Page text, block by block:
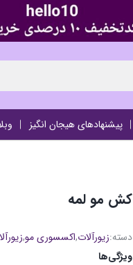
پیشنهادهای هیجان انگیز
کش مو لمه
دسته:زیورآلات,اکسسوری مو,
ویژگی‌ها